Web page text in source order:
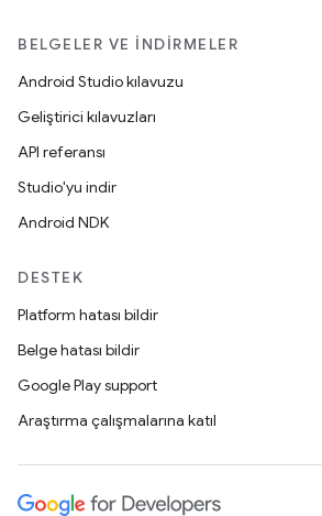
BELGELER VE İNDIRMELER
Android Studio kılavuzu
Geliştirici kılavuzları
API referansı
Studio'yu indir
Android NDK
DESTEK
Platform hatası bildir
Belge hatası bildir
Google Play support
Araştırma çalışmalarına katıl